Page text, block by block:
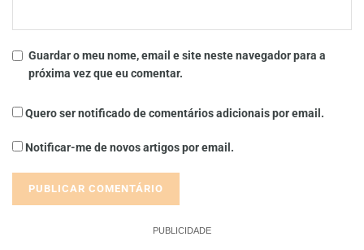
Guardar o meu nome, email e site neste navegador para a
próxima vez que eu comentar.
Quero ser notificado de comentários adicionais por email.
Notificar-me de novos artigos por email.
PUBLICIDADE